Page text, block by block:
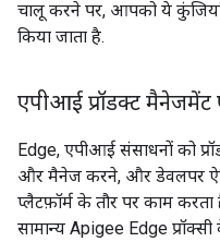
चालू करने पर, आपको ये
किया जाता है.
एपीआई प्रॉडक्ट मैनेजमेंट
Edge, एपीआई संसाधनों को
और मैनेज करने, और डेवलपर
प्लैटफ़ॉर्म के तौर पर काम
सामान्य Apigee Edge